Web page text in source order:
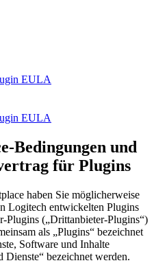
EULA
EULA
Bedingungen und
für Plugins
haben Sie möglicherweise
Logitech entwickelten Plugins
Plugins („Drittanbieter-Plugins“)
als „Plugins“ bezeichnet
Software und Inhalte
Dienste“ bezeichnet werden.